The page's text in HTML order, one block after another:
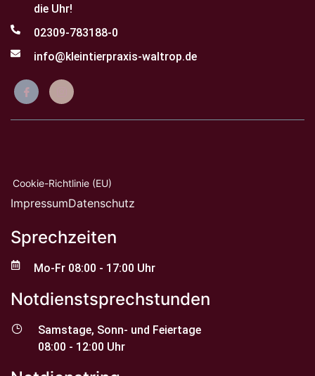
die Uhr!
02309-783188-0
info@kleintierpraxis-waltrop.de
Cookie-Richtlinie (EU)
ImpressumDatenschutz
Sprechzeiten
Mo-Fr 08:00 - 17:00 Uhr
Notdienstsprechstunden
Samstage, Sonn- und Feiertage
08:00 - 12:00 Uhr